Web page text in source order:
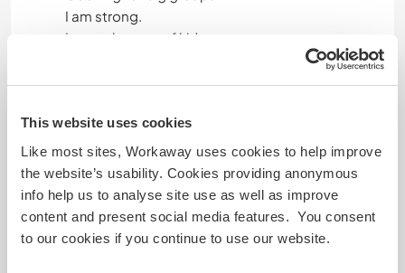
This website uses cookies
Like most sites, Workaway uses cookies to help improve
the website’s usability. Cookies providing anonymous
info help us to analyse site use as well as improve
content and present social media features. You consent
to our cookies if you continue to use our website.
I am strong.
I can take care of kids.
Algo más...
We want to travel for 2 month with our Ford